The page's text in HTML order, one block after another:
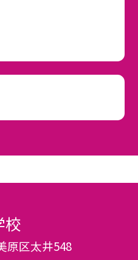
校
原区太井548